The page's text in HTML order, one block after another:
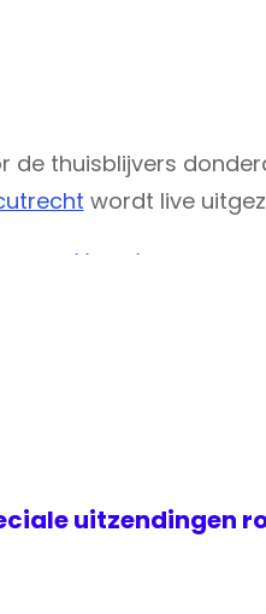
de thuisblijvers
wordt live
uitzendingen